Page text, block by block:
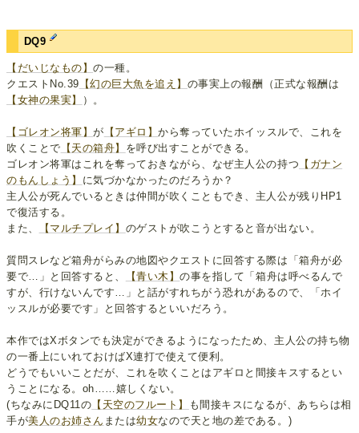
DQ9
【だいじなもの】の一種。
クエストNo.39 【幻の巨大魚を追え】 の事実上の報酬（正式な報酬は
【女神の果実】
）。
【ゴレオン将軍】が 【アギロ】から奪っていたホイッスルで、これを
吹くことで 【天の箱舟】 を呼び出すことができる。
ゴレオン将軍はこれを奪っておきながら、なぜ主人公の持つ 【ガナン
のもんしょう】 に気づかなかったのだろうか？
主人公が死んでいるときは仲間が吹くこともでき、主人公が残りHP1
で復活する。
また、
【マルチプレイ】 のゲストが吹こうとすると音が出ない。
質問スレなど箱舟がらみの地図やクエストに回答する際は「箱舟が必
要で…」と回答すると、
【青い木】の事を指して「箱舟は呼べるんで
すが、行けないんです…」と話がすれちがう恐れがあるので、「ホイ
ッスルが必要です」と回答するといいだろう。
本作ではXボタンでも決定ができるようになったため、主人公の持ち物
の一番上にいれておけばX連打で使えて便利。
どうでもいいことだが、これを吹くことはアギロと間接キスするとい
うことになる。oh……嬉しくない。
(ちなみにDQ11の 【天空のフルート】
も間接キスになるが、あちらは相
手が美人のお姉さん または幼女なので天と地の差である。)